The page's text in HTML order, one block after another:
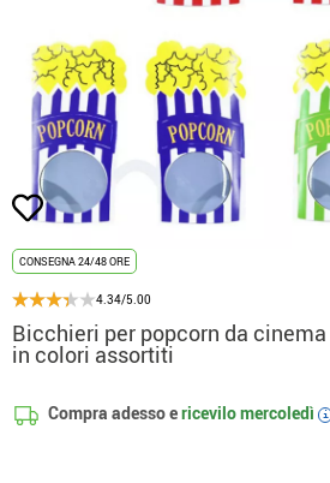
CONSEGNA 24/48 ORE
4.34/5.00
Bicchieri per popcorn da cinema
in colori assortiti
Compra adesso ericevilomercoledì i